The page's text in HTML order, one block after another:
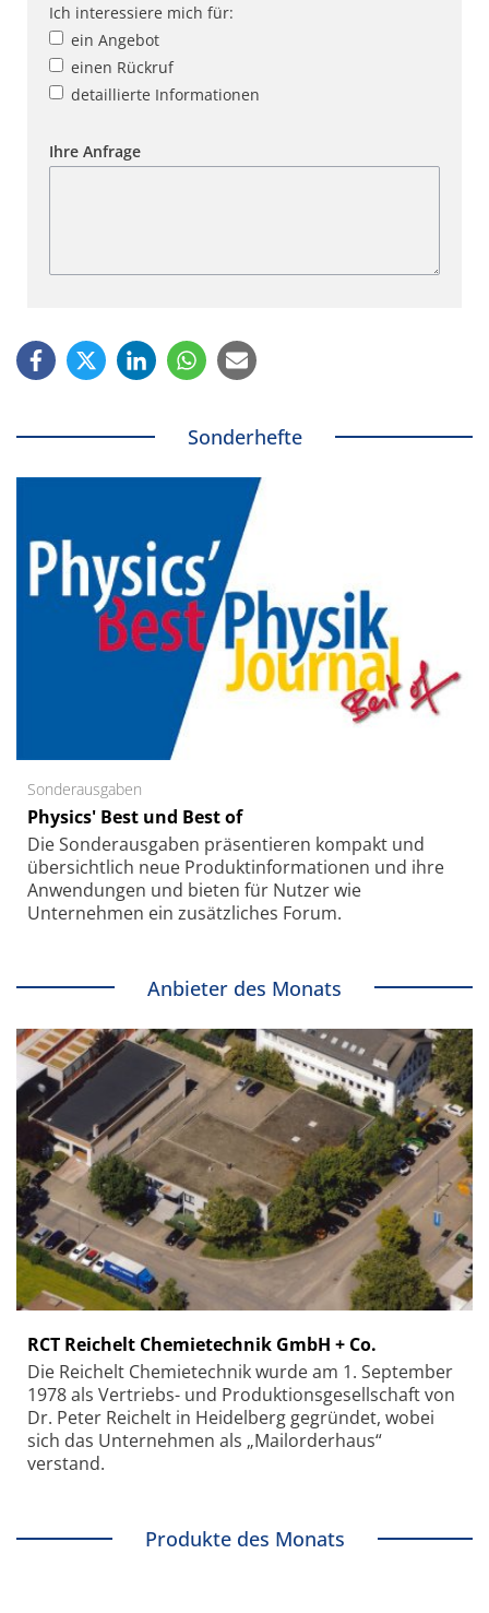
Ich interessiere mich für:
ein Angebot
einen Rückruf
detaillierte Informationen
Ihre Anfrage
Sonderhefte
Sonderausgaben
Physics' Best und Best of
Die Sonder­ausgaben präsentieren kompakt und
übersichtlich neue Produkt­informationen und ihre
Anwendungen und bieten für Nutzer wie
Unternehmen ein zusätzliches Forum.
Anbieter des Monats
RCT Reichelt Chemietechnik GmbH + Co.
Die Reichelt Chemietechnik wurde am 1. September
1978 als Vertriebs- und Produktionsgesellschaft von
Dr. Peter Reichelt in Heidelberg gegründet, wobei
sich das Unternehmen als „Mailorderhaus“
verstand.
Produkte des Monats